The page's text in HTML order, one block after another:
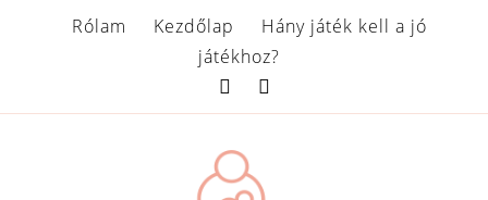
Rólam Kezdőlap
Hány játék kell a jó
játékhoz?